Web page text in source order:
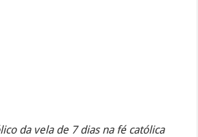
da vela de 7 dias na fé católica